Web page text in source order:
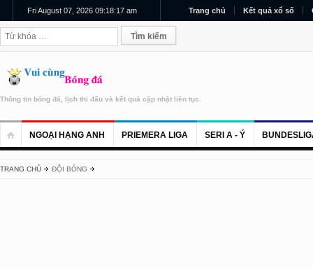
Fri August 07, 2026 09:18:17 am Trang chủ Kết quả xổ số
Thông tin bóng đá, lịch thi đấu và kết quả cập nhật liên tục.
NGOẠI HẠNG ANH PRIEMERA LIGA SERI A - Ý
TRANG CHỦ ĐỘI BÓNG